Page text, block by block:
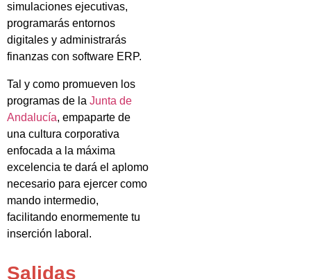
simulaciones ejecutivas,
programarás entornos
digitales y administrarás
finanzas con software ERP.
Tal y como promueven los
programas de la Junta de
Andalucía, empaparte de
una cultura corporativa
enfocada a la máxima
excelencia te dará el aplomo
necesario para ejercer como
mando intermedio,
facilitando enormemente tu
inserción laboral.
Salidas